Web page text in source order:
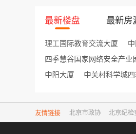
最新楼盘 最新房
理工国际教育交流大厦
四季慧谷国家网络安全产业
中阳大厦
中关村科学城
友情链接 北京市政协 北京纪检